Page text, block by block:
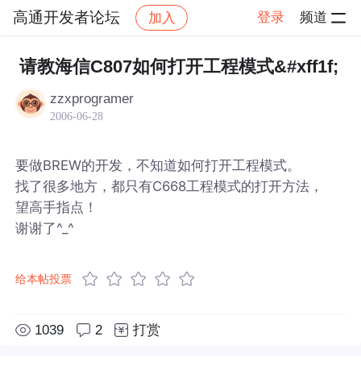
高通开发者论坛 加入 登录 频道
社区 高通开发者论坛 帖子详情
请教海信C807如何打开工程模式&#xff1f;
zzxprogramer
2006-06-28
要做BREW的开发，不知道如何打开工程模式。
找了很多地方，都只有C668工程模式的打开方法，
望高手指点！
谢谢了^_^
给本帖投票
1039 2 打赏